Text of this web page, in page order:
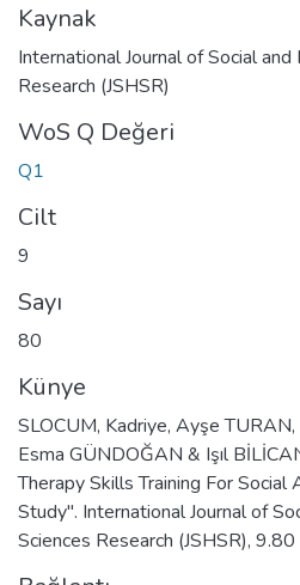
Kaynak
International Journal of Social
Research (JSHSR)
WoS Q Değeri
Q1
Cilt
9
Sayı
80
Künye
SLOCUM, Kadriye, Ayşe
Esma GÜNDOĞAN & Işıl
Therapy Skills Training For
Study". International Journal of
Sciences Research (JSHSR),